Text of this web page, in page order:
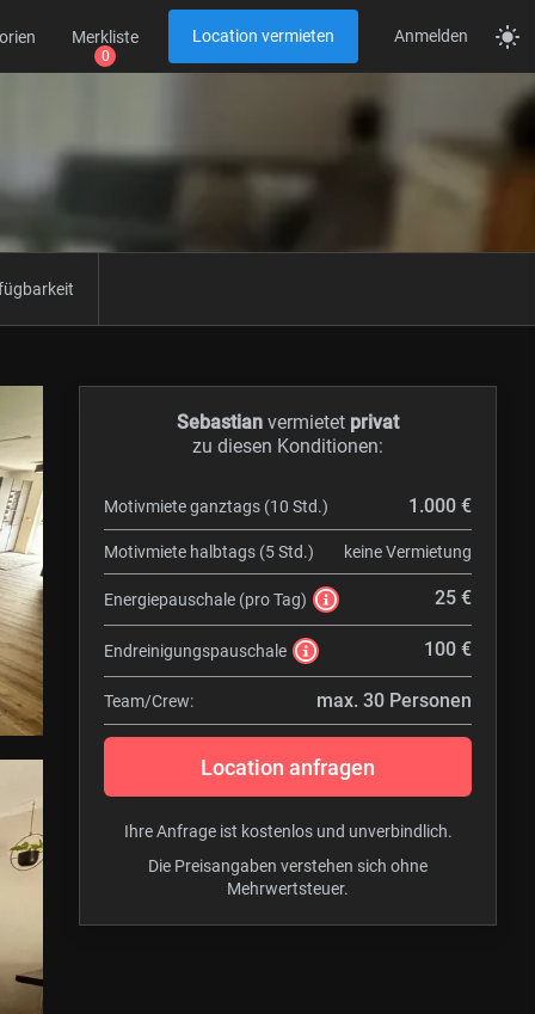
Merkliste Location vermieten Anmelden
Sebastian vermietet privat
zu diesen Konditionen:
Motivmiete ganztags (10 Std.) 1.000 €
Motivmiete halbtags (5 Std.) keine Vermietung
Energiepauschale (pro Tag) 25 €
Endreinigungspauschale 100 €
Team/Crew: max. 30 Personen
Location anfragen
Ihre Anfrage ist kostenlos und unverbindlich.
Die Preisangaben verstehen sich ohne
Mehrwertsteuer.